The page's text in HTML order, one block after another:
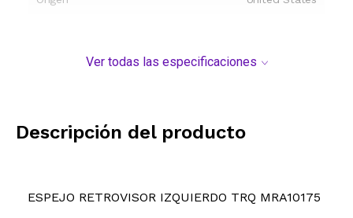
Ver todas las especificaciones
Descripción del producto
ESPEJO RETROVISOR IZQUIERDO TRQ MRA10175